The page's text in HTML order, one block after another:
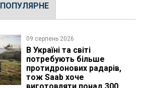
ПОПУЛЯРНЕ
09 серпень 2026
В Україні та світі
потребують більше
протидронових радарів,
тож Saab хоче
виготовляти понад 300